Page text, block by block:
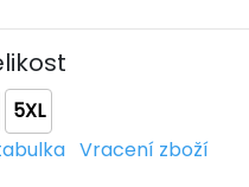
5XL
Vracení zboží